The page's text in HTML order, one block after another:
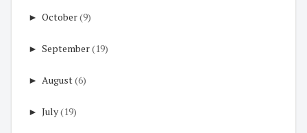
► October(9)
► September(19)
► August(6)
► July(19)